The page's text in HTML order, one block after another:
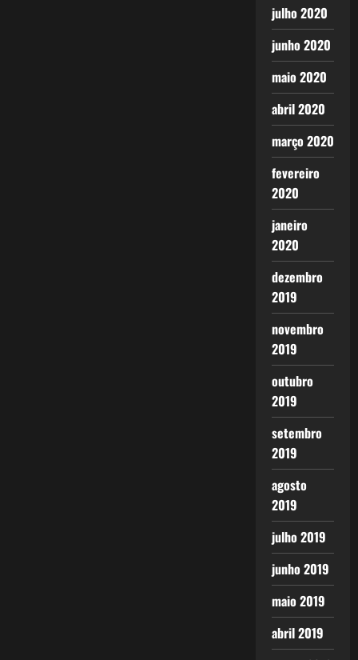
julho 2020
junho 2020
maio 2020
abril 2020
março 2020
fevereiro
2020
janeiro
2020
dezembro
2019
novembro
2019
outubro
2019
setembro
2019
agosto
2019
julho 2019
junho 2019
maio 2019
abril 2019